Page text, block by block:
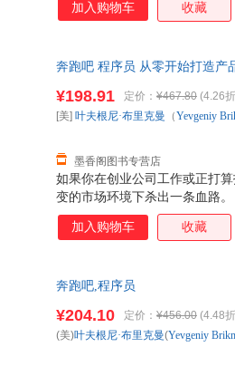
加入购物车 收藏
奔跑吧 程序员 从零开始打造产
如果你在创业公司工作或正打
变的市场环境下杀出一条血路
去运作它，本书会介绍如何打
一名刚入行的程序员，本书汇
程序员的思维方式。 如果你对
为行业高手 ·如何成为掌握自己
去创业 ·如何避开创业路上的
¥198.91 定价： ¥467.80 (4.26
墨香阁图书专营店
[美] 叶夫根尼·布里克曼 （Yevgeniy
加入购物车 收藏
奔跑吧,程序员
¥204.10 定价： ¥456.00 (4.48
(美)叶夫根尼·布里克曼(Yevgeniy